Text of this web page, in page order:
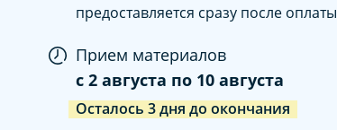
предоставляется сразу после оплаты
Прием материалов
c 2 августа по 10 августа
Осталось 3дня до окончания